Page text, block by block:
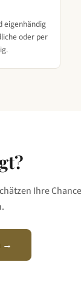
eigenhändig
oder per
Ihre
→